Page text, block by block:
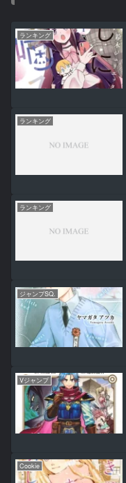
ランキング
ランキング
ランキング
ジャンプSQ.
Vジャンプ
Cookie